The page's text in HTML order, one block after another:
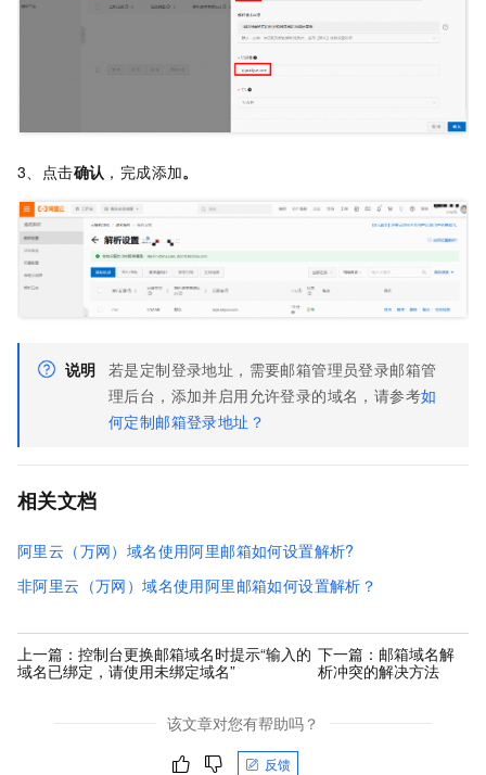
3、点击确认 ，完成添加。
说明 若是定制登录地址，需要邮箱管理员登录邮箱管
理后台，添加并启用允许登录的域名，请参考如
何定制邮箱登录地址？
相关文档
阿里云（万网）域名使用阿里邮箱如何设置解析?
非阿里云（万网）域名使用阿里邮箱如何设置解析？
上一篇： 控制台更换邮箱域名时提示“输入的
域名已绑定，请使用未绑定域名”
下一篇： 邮箱域名解
析冲突的解决方法
该文章对您有帮助吗？
反馈